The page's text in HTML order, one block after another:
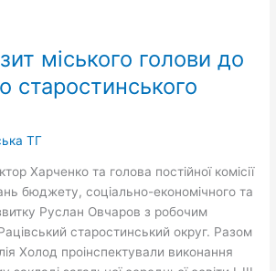
міського голови до
старостинського
ТГ
Харченко та голова постійної комісії
бюджету, соціально-економічного та
Руслан Овчаров з робочим
старостинський округ. Разом
Холод проінспектували виконання